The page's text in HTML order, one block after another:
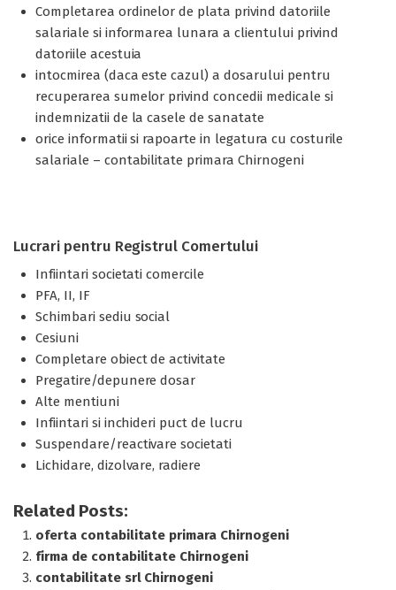
Completarea ordinelor de plata privind datoriile
salariale si informarea lunara a clientului privind
datoriile acestuia
intocmirea (daca este cazul) a dosarului pentru
recuperarea sumelor privind concedii medicale si
indemnizatii de la casele de sanatate
orice informatii si rapoarte in legatura cu costurile
salariale – contabilitate primara Chirnogeni
Lucrari pentru Registrul Comertului
Infiintari societati comercile
PFA, II, IF
Schimbari sediu social
Cesiuni
Completare obiect de activitate
Pregatire/depunere dosar
Alte mentiuni
Infiintari si inchideri puct de lucru
Suspendare/reactivare societati
Lichidare, dizolvare, radiere
Related Posts:
oferta contabilitate primara Chirnogeni
firma de contabilitate Chirnogeni
contabilitate srl Chirnogeni